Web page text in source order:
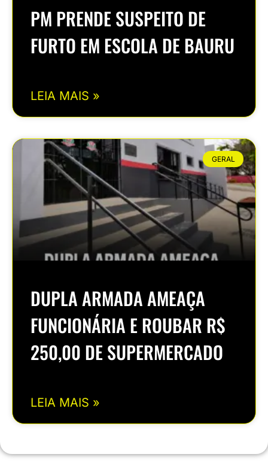
PM PRENDE SUSPEITO DE
FURTO EM ESCOLA DE BAURU
LEIA MAIS »
GERAL
DUPLA ARMADA AMEAÇA
FUNCIONÁRIA E ROUBAR R$
250,00 DE SUPERMERCADO
LEIA MAIS »